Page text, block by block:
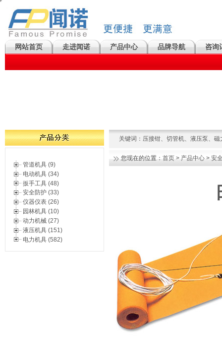
网站首页 走进闻诺 产品中心 品牌导航 咨询
管道机具 (9)
电动机具 (34)
扳手工具 (48)
安全防护 (33)
仪器仪表 (26)
园林机具 (10)
动力机械 (27)
液压机具 (151)
电力机具 (582)
关键词： 压接钳、 切管机、 液压泵、 磁
您现在的位置： 首页 > 产品中心 > 安